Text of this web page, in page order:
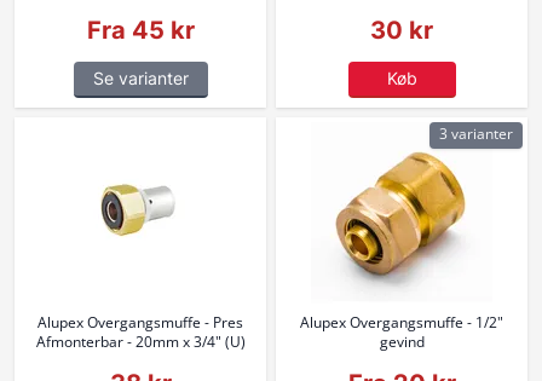
Fra 45 kr
Se varianter
30 kr
Køb
Alupex Overgangsmuffe - Pres
Afmonterbar - 20mm x 3/4" (U)
Alupex Overgangsmuffe - 1/2"
gevind
3 varianter